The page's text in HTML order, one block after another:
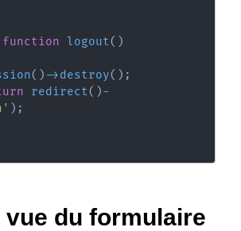
function logout( )
( )->destroy( ) ;
redirect( )-
) ;
vue du formulaire